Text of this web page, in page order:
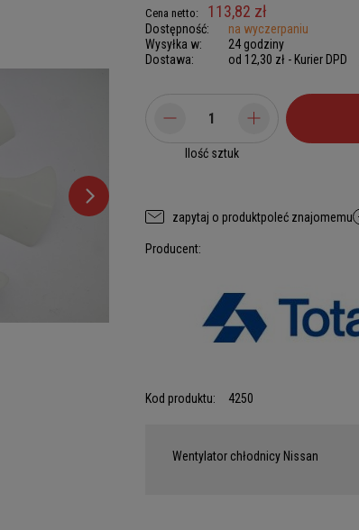
Cena netto: 113,82 zł
Dostępność:
na wyczerpaniu
Wysyłka w:
24 godziny
Dostawa:
od 12,30 zł - Kurier DPD
Ilość sztuk
zapytaj o produktpoleć znajomemu
Producent:
Kod produktu: 4250
Wentylator chłodnicy Nissan